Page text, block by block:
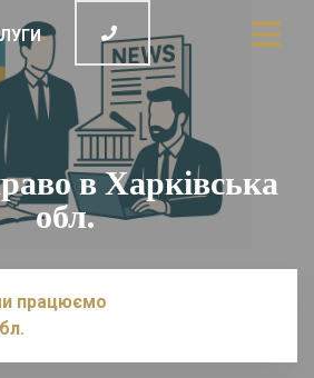
в Харківська
обл.
працюємо